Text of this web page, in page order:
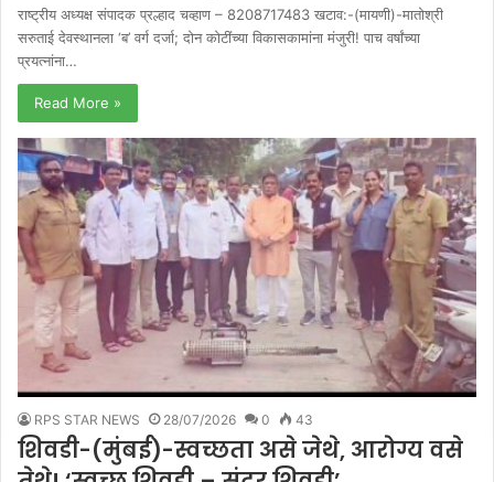
राष्ट्रीय अध्यक्ष संपादक प्रल्हाद चव्हाण – 8208717483 खटाव:-(मायणी)-मातोश्री
सरुताई देवस्थानला ‘ब’ वर्ग दर्जा; दोन कोटींच्या विकासकामांना मंजुरी! पाच वर्षांच्या
प्रयत्नांना…
Read More »
RPS STAR NEWS 28/07/2026 0 43
शिवडी-(मुंबई)-स्वच्छता असे जेथे, आरोग्य वसे